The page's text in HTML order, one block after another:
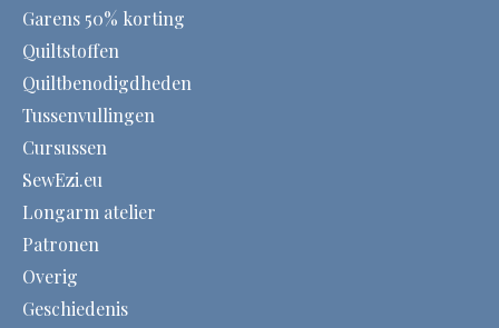
Garens 50% korting
Quiltstoffen
Quiltbenodigdheden
Tussenvullingen
Cursussen
SewEzi.eu
Longarm atelier
Patronen
Overig
Geschiedenis